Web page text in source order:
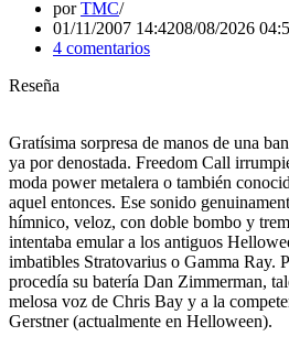
porTMC
01/11/2007 14:4208/08/2026
4 comentarios
Reseña
Gratísima sorpresa de manos de una
ya por denostada. Freedom Call
moda power metalera o también
aquel entonces. Ese sonido
hímnico, veloz, con doble bombo y
intentaba emular a los antiguos
imbatibles Stratovarius o Gamma Ray.
procedía su batería Dan Zimmerman,
melosa voz de Chris Bay y a la
Gerstner (actualmente en Helloween).